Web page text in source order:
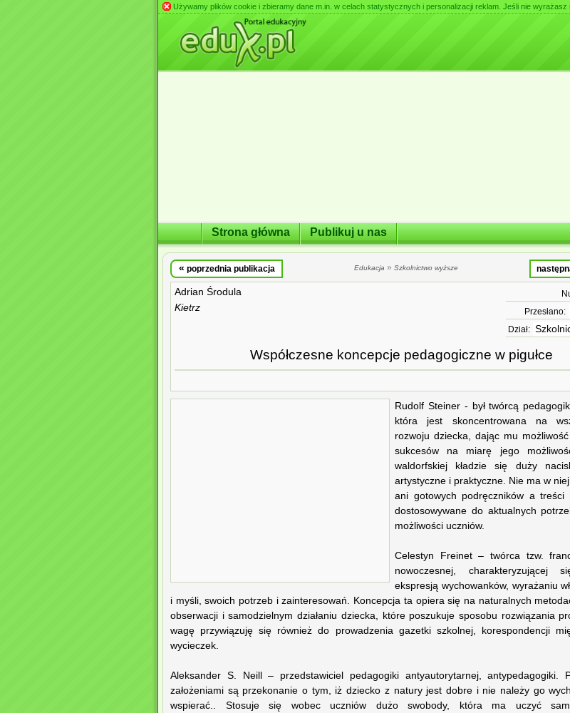
Używamy plików cookie i zbieramy dane m.in. w celach statystycznych i personalizacji reklam. Jeśli nie
Strona główna Publikuj u nas
« poprzednia publikacja Edukacja » Szkolnictwo wyższe
Adrian Środula
Kietrz
Przesłano:
Dział:
Współczesne koncepcje pedagogiczne w pigułce
Rudolf Steiner - był twórcą
która jest skoncentrowana na
rozwoju dziecka, dając mu
sukcesów na miarę jego
waldorfskiej kładzie się duży
artystyczne i praktyczne. Nie ma w
ani gotowych podręczników a treści
dostosowywane do aktualnych
możliwości uczniów.
Celestyn Freinet – twórca tzw.
nowoczesnej, charakteryzującej
ekspresją wychowanków, wyrażaniu
i myśli, swoich potrzeb i zainteresowań. Koncepcja ta opiera się na naturalnych
obserwacji i samodzielnym działaniu dziecka, które poszukuje sposobu rozwiązania
wagę przywiązuję się również do prowadzenia gazetki szkolnej, korespondencji
wycieczek.
Aleksander S. Neill – przedstawiciel pedagogiki antyautorytarnej, antypedagogiki.
założeniami są przekonanie o tym, iż dziecko z natury jest dobre i nie należy go
wspierać.. Stosuje się wobec uczniów dużo swobody, która ma uczyć